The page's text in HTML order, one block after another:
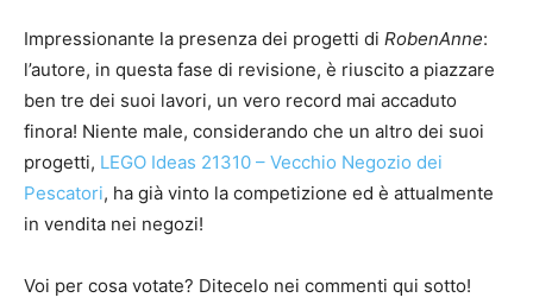
Impressionante la presenza dei progetti di RobenAnne:
l’autore, in questa fase di revisione, è riuscito a piazzare
ben tre dei suoi lavori, un vero record mai accaduto
finora! Niente male, considerando che un altro dei suoi
progetti, LEGO Ideas 21310 – Vecchio Negozio dei
Pescatori, ha già vinto la competizione ed è attualmente
in vendita nei negozi!
Voi per cosa votate? Ditecelo nei commenti qui sotto!